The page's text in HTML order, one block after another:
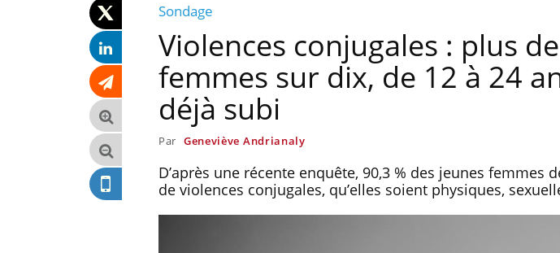
Sondage
Violences conjugales : plus
femmes sur dix, de 12 à 24
déjà subi
Par Geneviève Andrianaly
D’après une récente enquête, 90,3 % des jeunes femmes
de violences conjugales, qu’elles soient physiques,